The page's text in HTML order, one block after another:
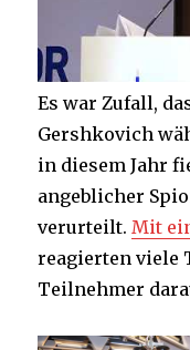
Es war Zufall,
Gershkovich
in diesem Jahr
angeblicher
verurteilt. Mit
reagierten viele
Teilnehmer